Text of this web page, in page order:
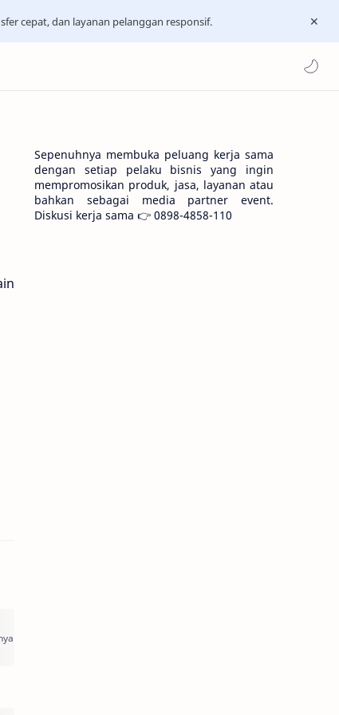
cepat, dan layanan pelanggan responsif.
Sepenuhnya membuka peluang kerja sama
dengan setiap pelaku bisnis yang ingin
mempromosikan produk, jasa, layanan atau
bahkan sebagai media partner event.
Diskusi kerja sama 👉 0898-4858-110